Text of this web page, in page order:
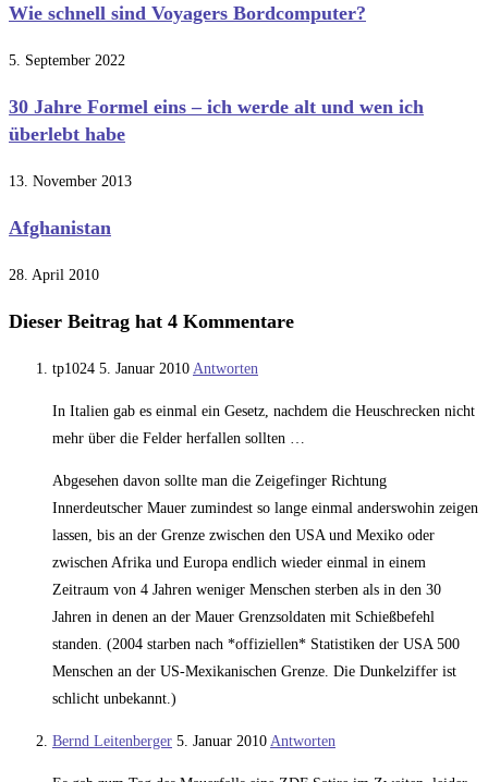
Wie schnell sind Voyagers Bordcomputer?
5. September 2022
30 Jahre Formel eins – ich werde alt und wen ich
überlebt habe
13. November 2013
Afghanistan
28. April 2010
Dieser Beitrag hat 4 Kommentare
tp1024 5. Januar 2010 Antworten
In Italien gab es einmal ein Gesetz, nachdem die Heuschrecken nicht
mehr über die Felder herfallen sollten …
Abgesehen davon sollte man die Zeigefinger Richtung
Innerdeutscher Mauer zumindest so lange einmal anderswohin zeigen
lassen, bis an der Grenze zwischen den USA und Mexiko oder
zwischen Afrika und Europa endlich wieder einmal in einem
Zeitraum von 4 Jahren weniger Menschen sterben als in den 30
Jahren in denen an der Mauer Grenzsoldaten mit Schießbefehl
standen. (2004 starben nach *offiziellen* Statistiken der USA 500
Menschen an der US-Mexikanischen Grenze. Die Dunkelziffer ist
schlicht unbekannt.)
Bernd Leitenberger 5. Januar 2010 Antworten